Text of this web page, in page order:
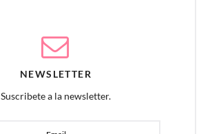
NEWSLETTER
Suscribete a la newsletter.